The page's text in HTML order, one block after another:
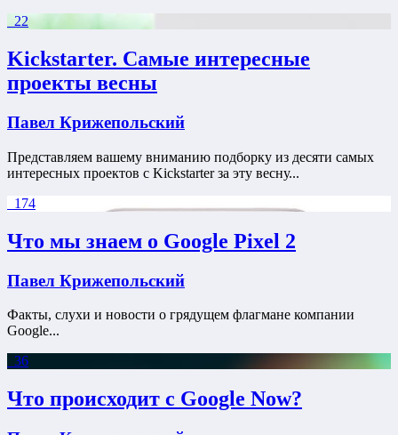
22
Kickstarter. Самые интересные
проекты весны
Павел Крижепольский
Представляем вашему вниманию подборку из десяти самых
интересных проектов с Kickstarter за эту весну...
174
Что мы знаем о Google Pixel 2
Павел Крижепольский
Факты, слухи и новости о грядущем флагмане компании
Google...
36
Что происходит с Google Now?